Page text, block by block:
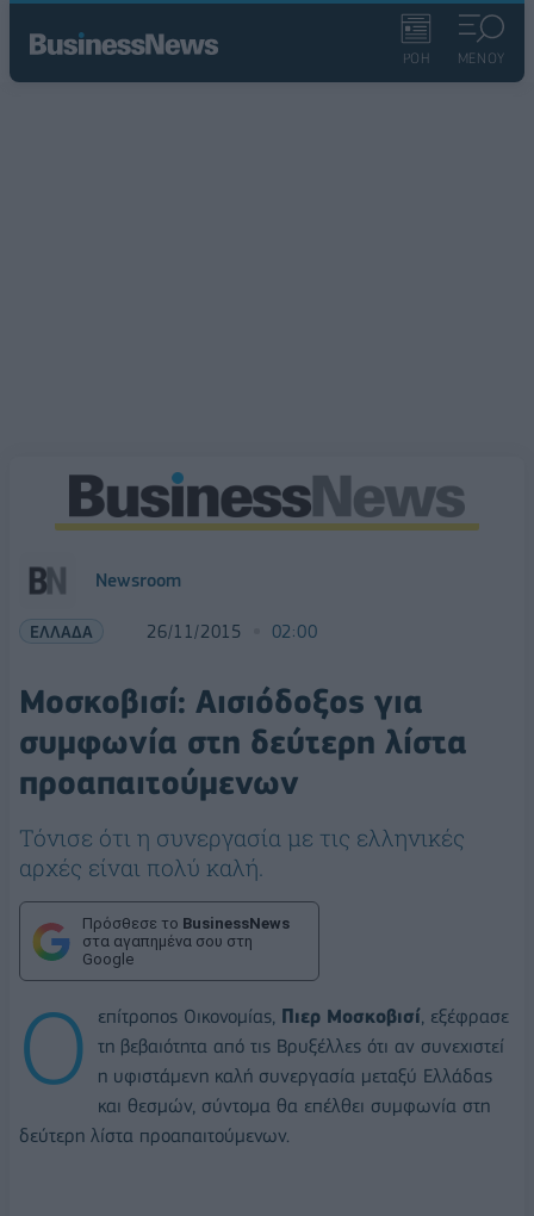
ΡΟΗ ΜΕΝΟΥ
Newsroom
ΕΛΛΑΔΑ 26/11/2015 02:00
Μοσκοβισί: Αισιόδοξος για
συμφωνία στη δεύτερη λίστα
προαπαιτούμενων
Τόνισε ότι η συνεργασία με τις ελληνικές
αρχές είναι πολύ καλή.
Πρόσθεσε το BusinessNews
στα αγαπημένα σου στη
Google
Ο επίτροπος Οικονομίας, Πιερ Μοσκοβισί , εξέφρασε
τη βεβαιότητα από τις Βρυξέλλες ότι αν συνεχιστεί
η υφιστάμενη καλή συνεργασία μεταξύ Ελλάδας
και θεσμών, σύντομα θα επέλθει συμφωνία στη
δεύτερη λίστα προαπαιτούμενων.